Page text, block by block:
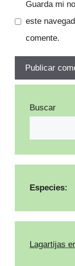
Guarda mi
este
comente.
Buscar
Especies:
Lagartijas